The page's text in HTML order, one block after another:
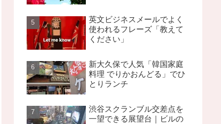
英文ビジネスメールでよく
使われるフレーズ「教えて
ください」
新大久保で人気「韓国家庭
料理 でりかおんどる」でひ
とりランチ
渋谷スクランブル交差点を
一望できる展望台｜ビルの